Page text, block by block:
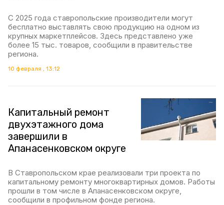
С 2025 года ставропольские производители могут
бесплатно выставлять свою продукцию на одном из
крупных маркетплейсов. Здесь представлено уже
более 15 тыс. товаров, сообщили в правительстве
региона.
10 февраля , 13:12
Капитальный ремонт
двухэтажного дома
завершили в
Апанасенковском округе
В Ставропольском крае реализовали три проекта по
капитальному ремонту многоквартирных домов. Работы
прошли в том числе в Апанасенковском округе,
сообщили в профильном фонде региона.